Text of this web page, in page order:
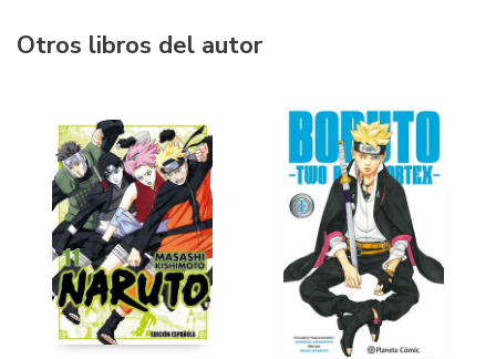
Otros libros del autor